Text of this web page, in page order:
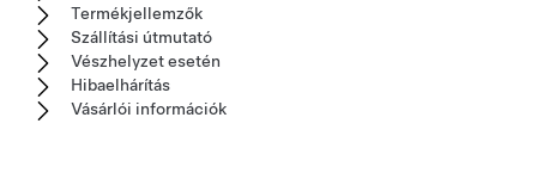
Termékjellemzők
Szállítási útmutató
Vészhelyzet esetén
Hibaelhárítás
Vásárlói információk